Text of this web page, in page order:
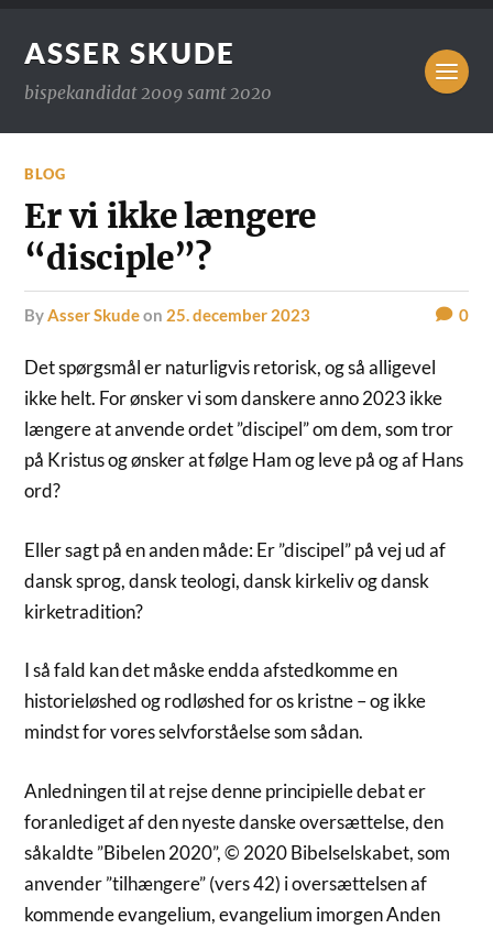
ASSER SKUDE
bispekandidat 2009 samt 2020
BLOG
Er vi ikke længere
“disciple”?
byAsser Skudeon 25. december 2023 0
Det spørgsmål er naturligvis retorisk, og så alligevel
ikke helt. For ønsker vi som danskere anno 2023 ikke
længere at anvende ordet ”discipel” om dem, som tror
på Kristus og ønsker at følge Ham og leve på og af Hans
ord?
Eller sagt på en anden måde: Er ”discipel” på vej ud af
dansk sprog, dansk teologi, dansk kirkeliv og dansk
kirketradition?
I så fald kan det måske endda afstedkomme en
historieløshed og rodløshed for os kristne – og ikke
mindst for vores selvforståelse som sådan.
Anledningen til at rejse denne principielle debat er
foranlediget af den nyeste danske oversættelse, den
såkaldte ”Bibelen 2020”, © 2020 Bibelselskabet, som
anvender ”tilhængere” (vers 42) i oversættelsen af
kommende evangelium, evangelium imorgen Anden